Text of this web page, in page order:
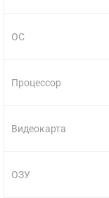
ОС
Процессор
Видеокарта
ОЗУ